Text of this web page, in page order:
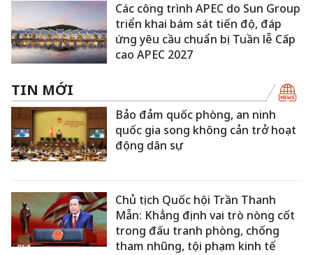
Các công trình APEC do Sun Group
triển khai bám sát tiến độ, đáp
ứng yêu cầu chuẩn bị Tuần lễ Cấp
cao APEC 2027
TIN MỚI
Bảo đảm quốc phòng, an ninh
quốc gia song không cản trở hoạt
động dân sự
Chủ tịch Quốc hội Trần Thanh
Mẫn: Khẳng định vai trò nòng cốt
trong đấu tranh phòng, chống
tham nhũng, tội phạm kinh tế